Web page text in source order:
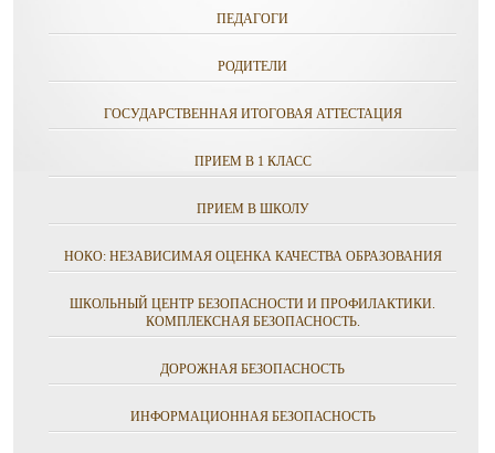
ПЕДАГОГИ
РОДИТЕЛИ
ГОСУДАРСТВЕННАЯ ИТОГОВАЯ АТТЕСТАЦИЯ
ПРИЕМ В 1 КЛАСС
ПРИЕМ В ШКОЛУ
НОКО: НЕЗАВИСИМАЯ ОЦЕНКА КАЧЕСТВА ОБРАЗОВАНИЯ
ШКОЛЬНЫЙ ЦЕНТР БЕЗОПАСНОСТИ И ПРОФИЛАКТИКИ.
КОМПЛЕКСНАЯ БЕЗОПАСНОСТЬ.
ДОРОЖНАЯ БЕЗОПАСНОСТЬ
ИНФОРМАЦИОННАЯ БЕЗОПАСНОСТЬ